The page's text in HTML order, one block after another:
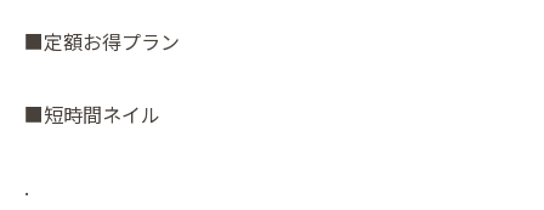
■定額お得プラン
■短時間ネイル
.